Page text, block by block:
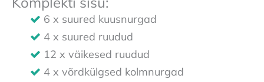
6 x suured kuusnurgad
4 x suured ruudud
12 x väikesed ruudud
4 x võrdkülgsed kolmnurgad